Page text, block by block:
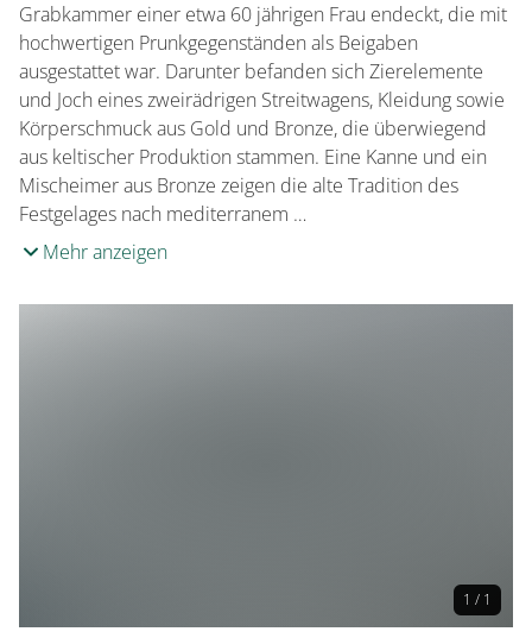
Grabkammer einer etwa 60 jährigen Frau endeckt, die mit
hochwertigen Prunkgegenständen als Beigaben
ausgestattet war. Darunter befanden sich Zierelemente
und Joch eines zweirädrigen Streitwagens, Kleidung sowie
Körperschmuck aus Gold und Bronze, die überwiegend
aus keltischer Produktion stammen. Eine Kanne und ein
Mischeimer aus Bronze zeigen die alte Tradition des
Festgelages nach mediterranem …
Mehr anzeigen
1 / 1